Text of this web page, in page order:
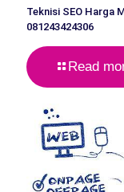
Teknisi SEO Harga
081243424306
Read